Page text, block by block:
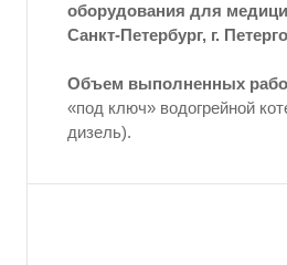
оборудования для
Санкт-Петербург, г.
Объем выполненных
«под ключ» водогрейной
дизель).